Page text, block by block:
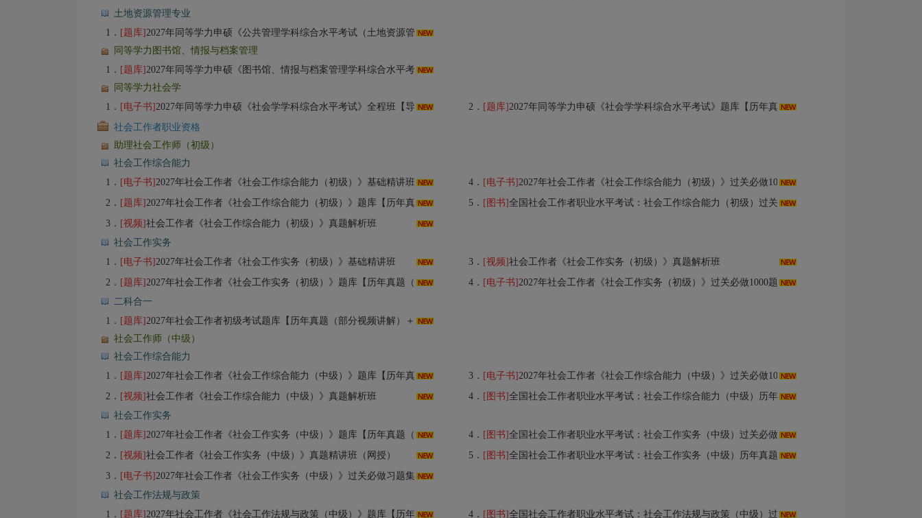
土地资源管理专业
1． [题库]2027年同等学力申硕《公共管理学科综合水平考试（土地资源管理专业）》题库【历年真题＋章节题库＋模拟试题】AI讲解
同等学力图书馆、情报与档案管理
1． [题库]2027年同等学力申硕《图书馆、情报与档案管理学科综合水平考试》题库AI讲解
同等学力社会学
1． [电子书]2027年同等学力申硕《社会学学科综合水平考试》全程班【导学＋考点精讲＋考点分析】 2． [题库]2027年同等学力申硕《社会学学科综合水平考试》题库【历年真题＋课后习题＋章节题库】AI讲解
社会工作者职业资格
助理社会工作师（初级）
社会工作综合能力
1． [电子书]2027年社会工作者《社会工作综合能力（初级）》基础精讲班 4． [电子书]2027年社会工作者《社会工作综合能力（初级）》过关必做1000题（含历年真题）【视频讲解】AI讲解
2． [题库]2027年社会工作者《社会工作综合能力（初级）》题库【历年真题（部分视频讲解）＋章节题库】AI讲解 5． [图书]全国社会工作者职业水平考试：社会工作综合能力（初级）过关必做1000题（含历年真题）（第8版）
3． [视频]社会工作者《社会工作综合能力（初级）》真题解析班
社会工作实务
1． [电子书]2027年社会工作者《社会工作实务（初级）》基础精讲班 3． [视频]社会工作者《社会工作实务（初级）》真题解析班
2． [题库]2027年社会工作者《社会工作实务（初级）》题库【历年真题（部分视频讲解）＋章节题库】AI讲解 4． [电子书]2027年社会工作者《社会工作实务（初级）》过关必做1000题（含历年真题）【视频讲解】AI讲解
二科合一
1． [题库]2027年社会工作者初级考试题库【历年真题（部分视频讲解）＋章节题库】AI讲解
社会工作师（中级）
社会工作综合能力
1． [题库]2027年社会工作者《社会工作综合能力（中级）》题库【历年真题（部分视频讲解）＋章节题库】AI讲解 3． [电子书]2027年社会工作者《社会工作综合能力（中级）》过关必做1000题（含历年真题）AI讲解
2． [视频]社会工作者《社会工作综合能力（中级）》真题解析班 4． [图书]全国社会工作者职业水平考试：社会工作综合能力（中级）历年真题与模拟试题详解（第2版）
社会工作实务
1． [题库]2027年社会工作者《社会工作实务（中级）》题库【历年真题（部分视频讲解）＋章节题库】AI讲解 4． [图书]全国社会工作者职业水平考试：社会工作实务（中级）过关必做习题集（含历年真题）（第7版）
2． [视频]社会工作者《社会工作实务（中级）》真题精讲班（网授） 5． [图书]全国社会工作者职业水平考试：社会工作实务（中级）历年真题与模拟试题详解（第2版）
3． [电子书]2027年社会工作者《社会工作实务（中级）》过关必做习题集（含历年真题）AI讲解
社会工作法规与政策
1． [题库]2027年社会工作者《社会工作法规与政策（中级）》题库【历年真题（部分视频讲解）＋章节题库】AI讲解 4． [图书]全国社会工作者职业水平考试：社会工作法规与政策（中级）过关必做1000题（含历年真题）（第7版）